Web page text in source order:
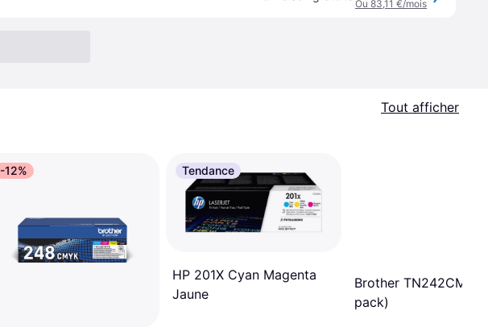
Ou 83,11 €/mois
Tout afficher
-12% Tendance
HP 201X Cyan Magenta
Jaune
Brother TN242CMY
pack)